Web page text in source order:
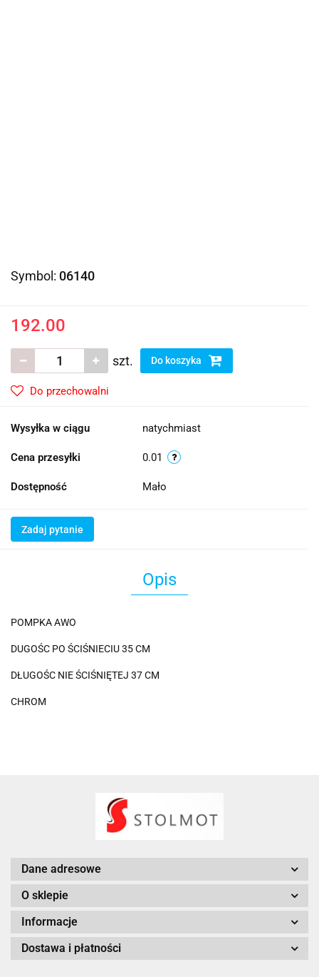
Symbol: 06140
192.00
szt. Do koszyka
Do przechowalni
Wysyłka w ciągu natychmiast
Cena przesyłki 0.01
Dostępność Mało
Zadaj pytanie
Opis
POMPKA AWO
DUGOŚC PO ŚCIŚNIECIU 35 CM
DŁUGOŚC NIE ŚCIŚNIĘTEJ 37 CM
CHROM
Dane adresowe
O sklepie
Informacje
Dostawa i płatności